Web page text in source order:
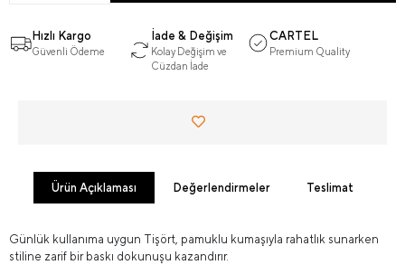
Hızlı Kargo
Güvenli Ödeme
İade & Değişim
Kolay Değişim ve
Cüzdan İade
CARTEL
Premium Quality
Ürün Açıklaması Değerlendirmeler Teslimat
Günlük kullanıma uygun Tişört, pamuklu kumaşıyla rahatlık sunarken
stiline zarif bir baskı dokunuşu kazandırır.